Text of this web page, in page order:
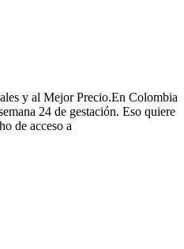
y al Mejor Precio.En Colombia
24 de gestación. Eso quiere
de acceso a